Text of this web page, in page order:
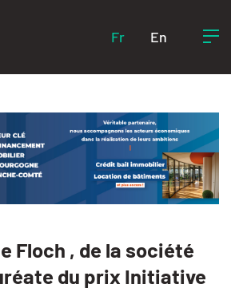
Fr En
Floch , de la société
du prix Initiative